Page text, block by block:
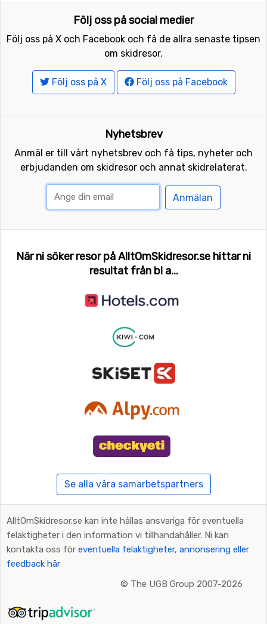
Följ oss på social medier
Följ oss på X och Facebook och få de allra senaste tipsen
om skidresor.
Följ oss på X Följ oss på Facebook
Nyhetsbrev
Anmäl er till vårt nyhetsbrev och få tips, nyheter och
erbjudanden om skidresor och annat skidrelaterat.
Anmälan
När ni söker resor på AlltOmSkidresor.se hittar ni
resultat från bl a...
Se alla våra samarbetspartners
AlltOmSkidresor.se kan inte hållas ansvariga för eventuella
felaktigheter i den information vi tillhandahåller. Ni kan
kontakta oss för eventuella felaktigheter, annonsering eller
feedback här
© The UGB Group 2007-2026